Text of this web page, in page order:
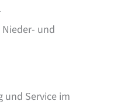
und
und Service im